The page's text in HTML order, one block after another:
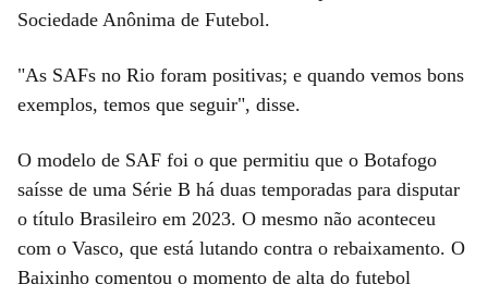
Sociedade Anônima de Futebol.
"As SAFs no Rio foram positivas; e quando vemos bons
exemplos, temos que seguir", disse.
O modelo de SAF foi o que permitiu que o Botafogo
saísse de uma Série B há duas temporadas para disputar
o título Brasileiro em 2023. O mesmo não aconteceu
com o Vasco, que está lutando contra o rebaixamento. O
Baixinho comentou o momento de alta do futebol